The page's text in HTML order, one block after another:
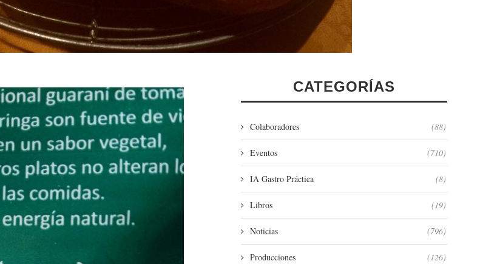
CATEGORÍAS
Colaboradores (88)
Eventos (710)
IA Gastro Práctica (8)
Libros (19)
Noticias (796)
Producciones (126)